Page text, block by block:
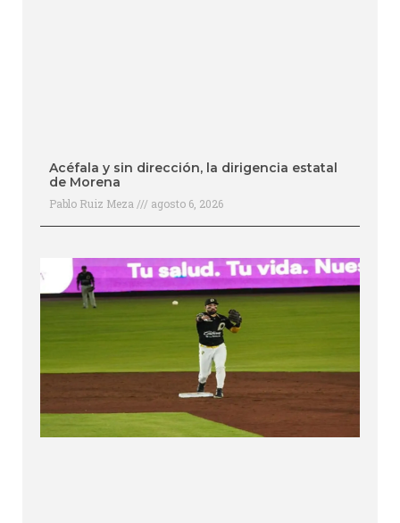
Acéfala y sin dirección, la dirigencia estatal
de Morena
Pablo Ruiz Meza agosto 6, 2026